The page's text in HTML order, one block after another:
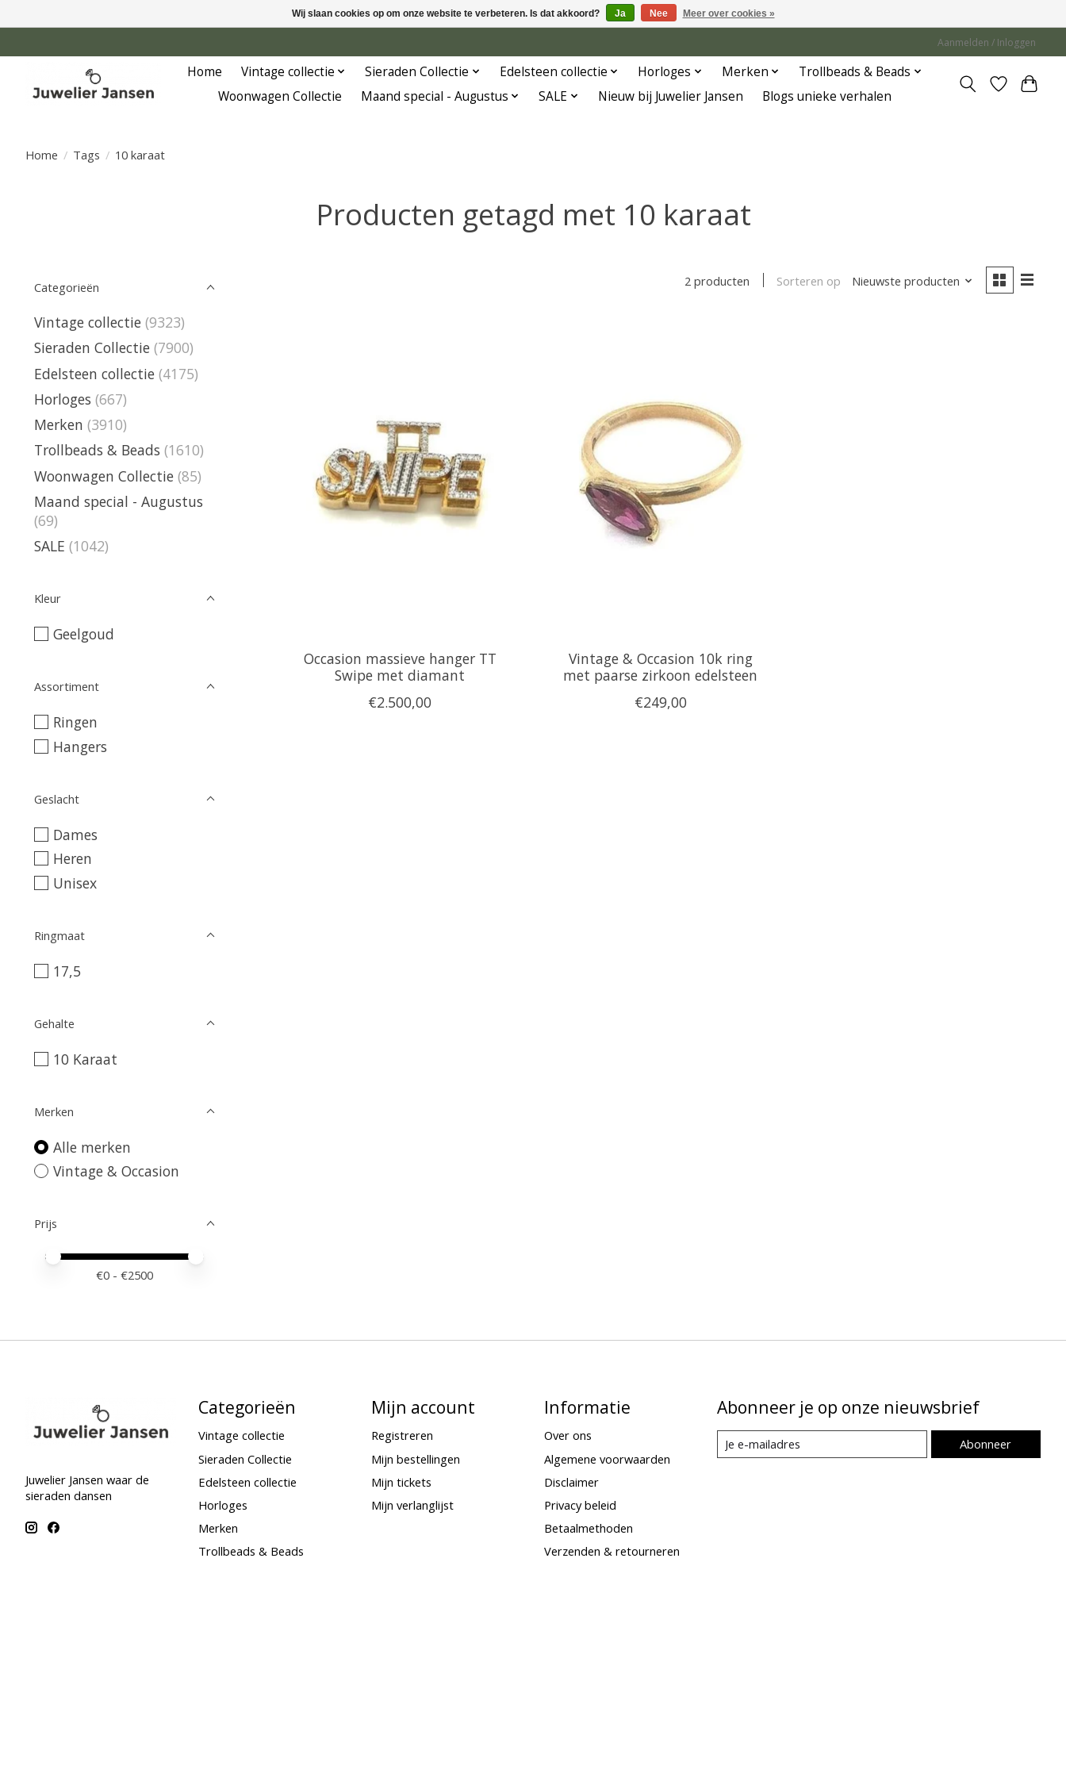
Aanmelden / Inloggen
Home Vintage collectie Sieraden Collectie Edelsteen collectie Horloges Merken
Trollbeads & Beads
Woonwagen Collectie
Maand special - Augustus SALE Nieuw bij Juwelier Jansen Blogs unieke verhalen
Home / Tags / 10 karaat
Producten getagd met 10 karaat
Categorieën
Vintage collectie (9323)
Sieraden Collectie (7900)
Edelsteen collectie (4175)
Horloges (667)
Merken (3910)
Trollbeads & Beads (1610)
Woonwagen Collectie (85)
Maand special - Augustus
(69)
SALE (1042)
Kleur
Geelgoud
Assortiment
Ringen
Hangers
Geslacht
Dames
Heren
Unisex
Ringmaat
17,5
Gehalte
10 Karaat
Merken
Alle merken
Vintage & Occasion
Prijs
Minimale prijswaarde
Price maximum value
€0 - €2500
2 producten Sorteren op Nieuwste producten
Occasion massieve hanger TT
Swipe met diamant
€2.500,00
Vintage & Occasion 10k ring
met paarse zirkoon edelsteen
€249,00
Juwelier Jansen waar de
sieraden dansen
Categorieën
Vintage collectie
Sieraden Collectie
Edelsteen collectie
Horloges
Merken
Trollbeads & Beads
Mijn account
Registreren
Mijn bestellingen
Mijn tickets
Mijn verlanglijst
Informatie
Over ons
Algemene voorwaarden
Disclaimer
Privacy beleid
Betaalmethoden
Verzenden & retourneren
Abonneer je op onze nieuwsbrief
Abonneer
Wij slaan cookies op om onze website te verbeteren. Is dat akkoord? Ja Nee Meer over cookies »